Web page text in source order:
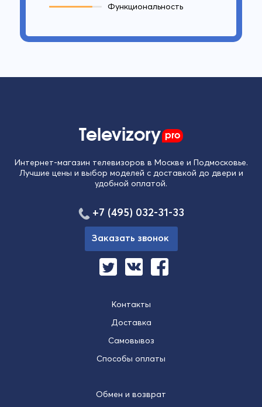
Функциональность
Televizory pro
Интернет-магазин телевизоров в Москве и Подмосковье.
Лучшие цены и выбор моделей с доставкой до двери и
удобной оплатой.
Контакты
Доставка
Самовывоз
Способы оплаты
Обмен и возврат
+7 (495) 032-31-33
Заказать звонок